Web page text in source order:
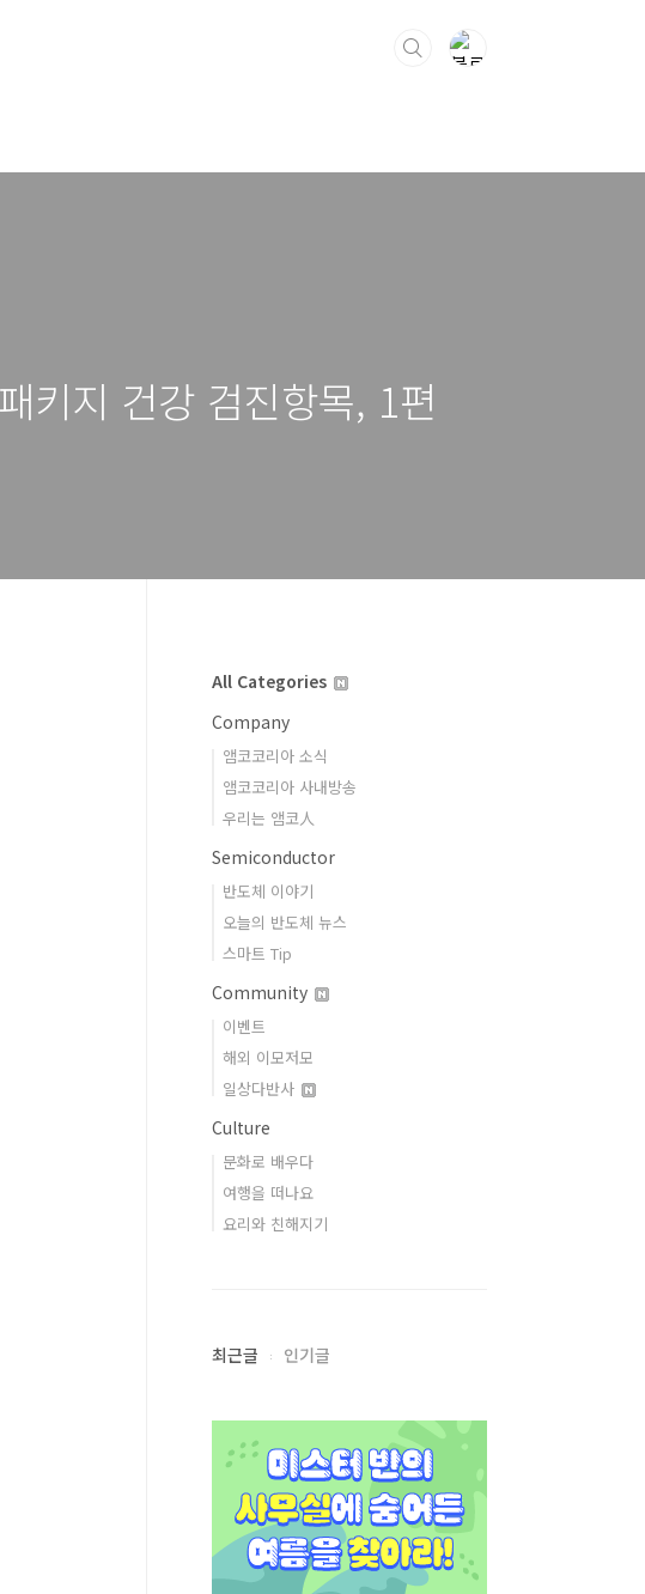
키지 건강 검진항목, 1편
All Categories
Company
앰코코리아 소식
앰코코리아 사내방송
우리는 앰코人
Semiconductor
반도체 이야기
오늘의 반도체 뉴스
스마트 Tip
Community
이벤트
해외 이모저모
일상다반사
Culture
문화로 배우다
여행을 떠나요
요리와 친해지기
최근글 인기글